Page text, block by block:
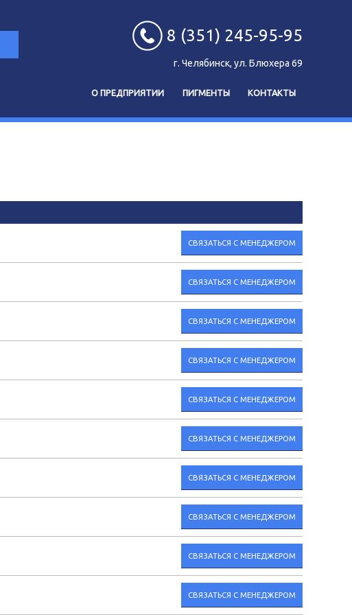
8 (351) 245-95-95
г. Челябинск, ул. Блюхера 69
О ПРЕДПРИЯТИИ ПИГМЕНТЫ КОНТАКТЫ
СВЯЗАТЬСЯ С МЕНЕДЖЕРОМ
СВЯЗАТЬСЯ С МЕНЕДЖЕРОМ
СВЯЗАТЬСЯ С МЕНЕДЖЕРОМ
СВЯЗАТЬСЯ С МЕНЕДЖЕРОМ
СВЯЗАТЬСЯ С МЕНЕДЖЕРОМ
СВЯЗАТЬСЯ С МЕНЕДЖЕРОМ
СВЯЗАТЬСЯ С МЕНЕДЖЕРОМ
СВЯЗАТЬСЯ С МЕНЕДЖЕРОМ
СВЯЗАТЬСЯ С МЕНЕДЖЕРОМ
СВЯЗАТЬСЯ С МЕНЕДЖЕРОМ